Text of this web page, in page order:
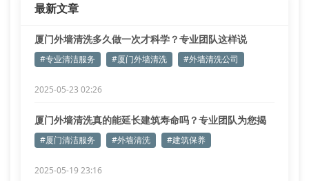
针对厦门沿海地区特有的季风湍流效
最新文章
厦门外墙清洗多久做一次才科学？专业团队这样说
#专业清洁服务 #厦门外墙清洗 #外墙清洗公司
2025-05-23 02:26
厦门外墙清洗真的能延长建筑寿命吗？专业团队为您揭
秘#厦门清洁服务 #外墙清洗 #建筑保养
2025-05-19 23:16